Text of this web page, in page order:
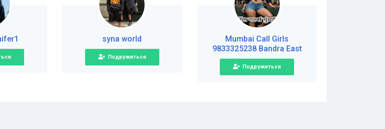
syna world
Подружиться
Mumbai Call Girls
9833325238 Bandra East
Подружиться